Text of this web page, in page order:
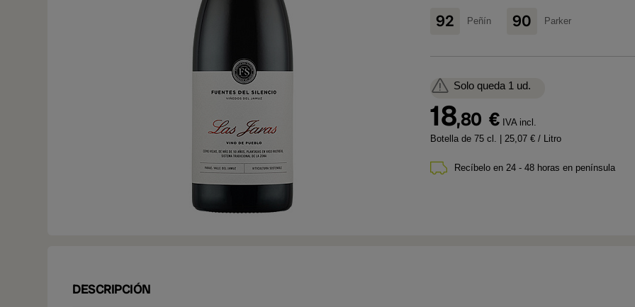
92 Peñín 90 Parker
Solo queda 1 ud.
18,80 € IVA incl.
Botella de 75 cl. | 25,07 € / Litro
Recíbelo en 24 - 48 horas en península
DESCRIPCIÓN